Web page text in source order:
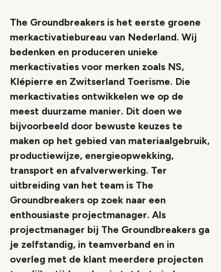
The Groundbreakers is het eerste groene
merkactivatiebureau van Nederland. Wij
bedenken en produceren unieke
merkactivaties voor merken zoals NS,
Klépierre en Zwitserland Toerisme. Die
merkactivaties ontwikkelen we op de
meest duurzame manier. Dit doen we
bijvoorbeeld door bewuste keuzes te
maken op het gebied van materiaalgebruik,
productiewijze, energieopwekking,
transport en afvalverwerking. Ter
uitbreiding van het team is The
Groundbreakers op zoek naar een
enthousiaste projectmanager. Als
projectmanager bij The Groundbreakers ga
je zelfstandig, in teamverband en in
overleg met de klant meerdere projecten